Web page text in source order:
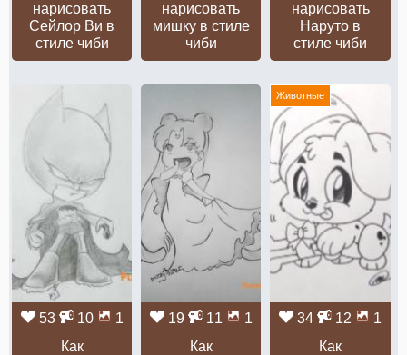
нарисовать
Сейлор Ви в
стиле чиби
нарисовать
мишку в стиле
чиби
нарисовать
Наруто в
стиле чиби
53 10
1
Как
19 11
1
Как
Животные
34 12
1
Как